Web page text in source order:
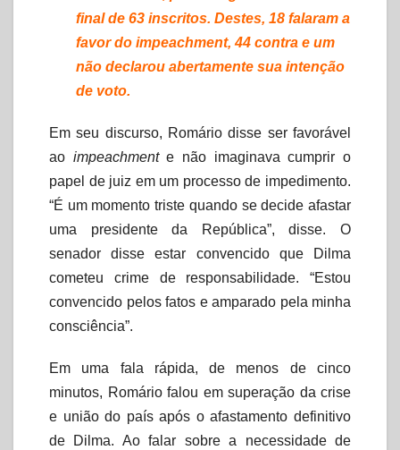
final de 63 inscritos. Destes, 18 falaram a
favor do impeachment, 44 contra e um
não declarou abertamente sua intenção
de voto.
Em seu discurso, Romário disse ser favorável
ao impeachmente não imaginava cumprir o
papel de juiz em um processo de impedimento.
“É um momento triste quando se decide afastar
uma presidente da República”, disse. O
senador disse estar convencido que Dilma
cometeu crime de responsabilidade. “Estou
convencido pelos fatos e amparado pela minha
consciência”.
Em uma fala rápida, de menos de cinco
minutos, Romário falou em superação da crise
e união do país após o afastamento definitivo
de Dilma. Ao falar sobre a necessidade de